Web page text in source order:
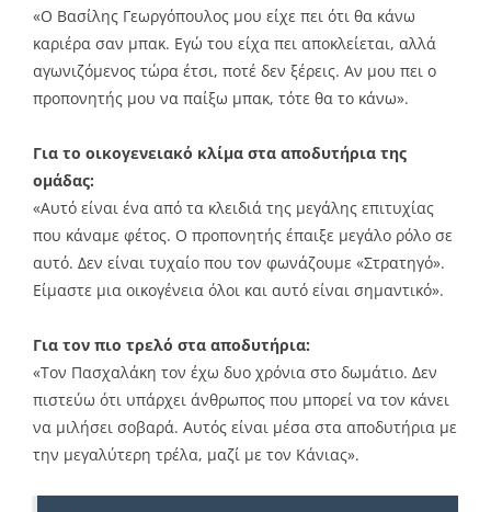
«Ο Βασίλης Γεωργόπουλος μου είχε πει ότι θα κάνω
καριέρα σαν μπακ. Εγώ του είχα πει αποκλείεται, αλλά
αγωνιζόμενος τώρα έτσι, ποτέ δεν ξέρεις. Αν μου πει ο
προπονητής μου να παίξω μπακ, τότε θα το κάνω».
Για το οικογενειακό κλίμα στα αποδυτήρια της
ομάδας:
«Αυτό είναι ένα από τα κλειδιά της μεγάλης επιτυχίας
που κάναμε φέτος. Ο προπονητής έπαιξε μεγάλο ρόλο σε
αυτό. Δεν είναι τυχαίο που τον φωνάζουμε «Στρατηγό».
Είμαστε μια οικογένεια όλοι και αυτό είναι σημαντικό».
Για τον πιο τρελό στα αποδυτήρια:
«Τον Πασχαλάκη τον έχω δυο χρόνια στο δωμάτιο. Δεν
πιστεύω ότι υπάρχει άνθρωπος που μπορεί να τον κάνει
να μιλήσει σοβαρά. Αυτός είναι μέσα στα αποδυτήρια με
την μεγαλύτερη τρέλα, μαζί με τον Κάνιας».